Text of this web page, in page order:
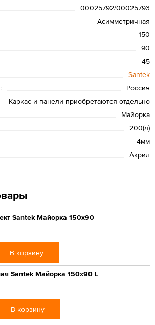
00025792/00025793
Асимметричная
150
90
45
Santek
Россия
Каркас и панели приобретаются отдельно
Майорка
200(л)
4мм
Акрил
Santek Майорка 150х90
В корзину
Santek Майорка 150х90 L
В корзину